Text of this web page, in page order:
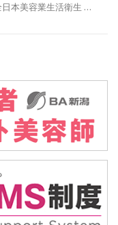
本美容業生活衛生 …